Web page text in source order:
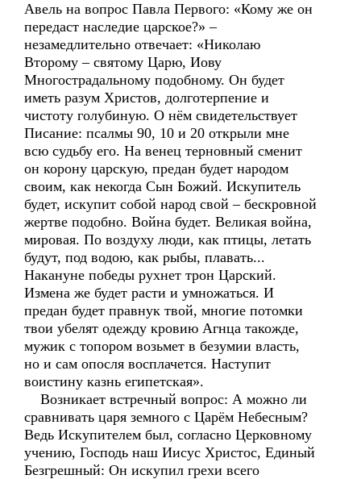
Авель на вопрос Павла Первого: «Кому же он
передаст наследие царское?» –
незамедлительно отвечает: «Николаю
Второму – святому Царю, Иову
Многострадальному подобному. Он будет
иметь разум Христов, долготерпение и
чистоту голубиную. О нём свидетельствует
Писание: псалмы 90, 10 и 20 открыли мне
всю судьбу его. На венец терновный сменит
он корону царскую, предан будет народом
своим, как некогда Сын Божий. Искупитель
будет, искупит собой народ свой – бескровной
жертве подобно. Война будет. Великая война,
мировая. По воздуху люди, как птицы, летать
будут, под водою, как рыбы, плавать...
Накануне победы рухнет трон Царский.
Измена же будет расти и умножаться. И
предан будет правнук твой, многие потомки
твои убелят одежду кровию Агнца такожде,
мужик с топором возьмет в безумии власть,
но и сам опосля восплачется. Наступит
воистину казнь египетская».
Возникает встречный вопрос: А можно ли
сравнивать царя земного с Царём Небесным?
Ведь Искупителем был, согласно Церковному
учению, Господь наш Иисус Христос, Единый
Безгрешный: Он искупил грехи всего